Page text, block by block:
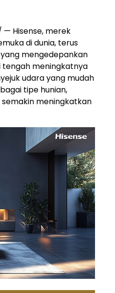
— Hisense, merek
di dunia, terus
mengedepankan
tengah meningkatnya
udara yang mudah
tipe hunian,
meningkatkan